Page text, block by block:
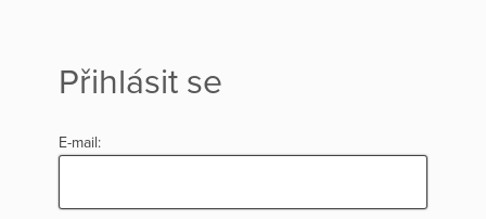
Přihlásit se
E-mail: